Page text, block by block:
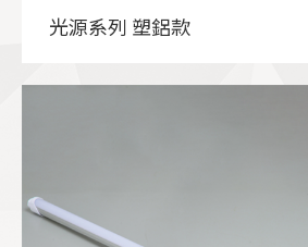
光源系列 塑鋁款